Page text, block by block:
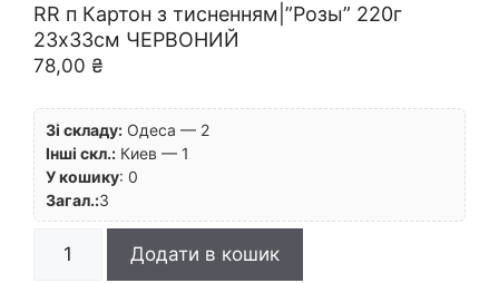
RR п Картон з тисненням|”Розы” 220г
23х33см ЧЕРВОНИЙ
78,00 ₴
Зі складу: Одеса — 2
Інші скл.: Киев — 1
У кошику: 0
Загал.:3
Додати в кошик